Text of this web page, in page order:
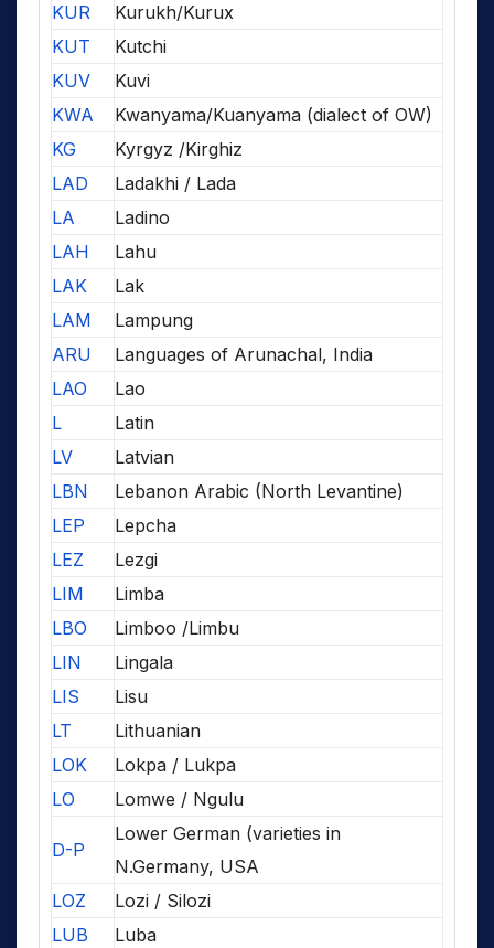
KUR
Kurukh/Kurux
KUT
Kutchi
KUV
Kuvi
KWA
Kwanyama/Kuanyama (dialect of OW)
KG
Kyrgyz /Kirghiz
LAD
Ladakhi / Lada
LA
Ladino
LAH
Lahu
LAK
Lak
LAM
Lampung
ARU
Languages of Arunachal, India
LAO
Lao
L
Latin
LV
Latvian
LBN
Lebanon Arabic (North Levantine)
LEP
Lepcha
LEZ
Lezgi
LIM
Limba
LBO
Limboo /Limbu
LIN
Lingala
LIS
Lisu
LT
Lithuanian
LOK
Lokpa / Lukpa
LO
Lomwe / Ngulu
D-P
Lower German (varieties in
N.Germany, USA
LOZ
Lozi / Silozi
LUB
Luba